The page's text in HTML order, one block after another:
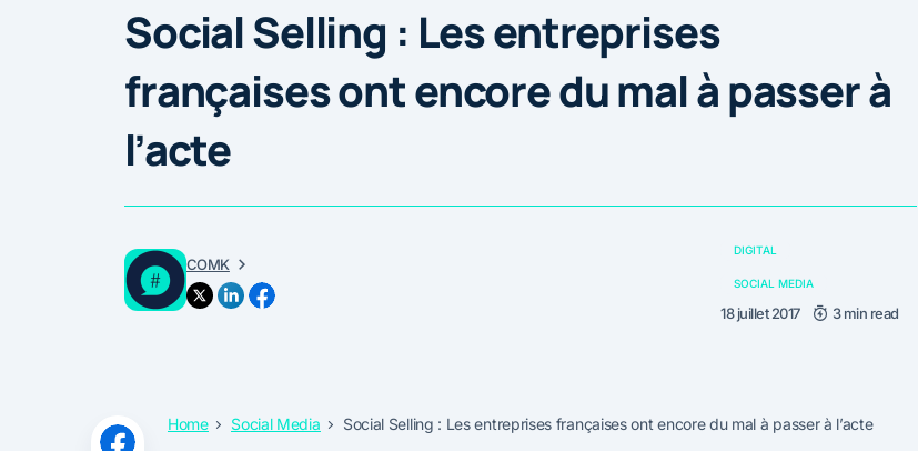
Social Selling : Les entreprises
françaises ont encore du mal à passer à
l’acte
COMK
DIGITAL
SOCIAL MEDIA
18 juillet 2017 3 min read
Home Social Media Social Selling : Les entreprises françaises ont encore du mal à passer à l’acte